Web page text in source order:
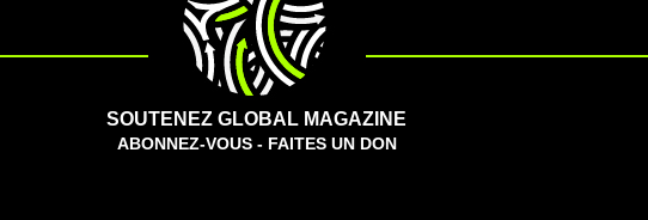
SOUTENEZ GLOBAL MAGAZINE
ABONNEZ-VOUS - FAITES UN DON